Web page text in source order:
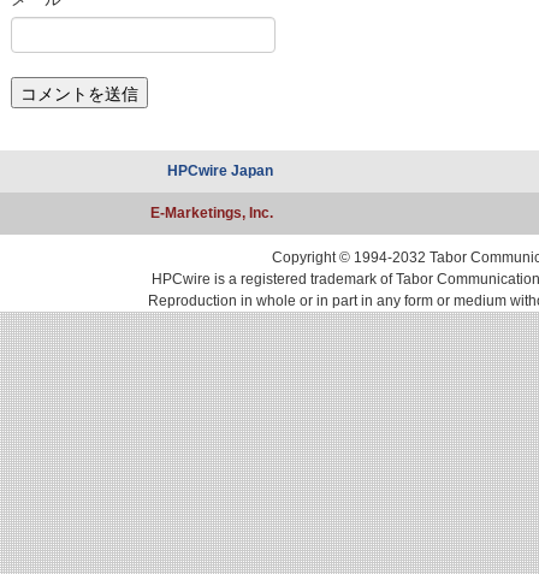
HPCwire Japan
E-Marketings, Inc.
Copyright © 1994-2032 Tabor
HPCwire is a registered trademark of Tabor
Reproduction in whole or in part in any form or medium